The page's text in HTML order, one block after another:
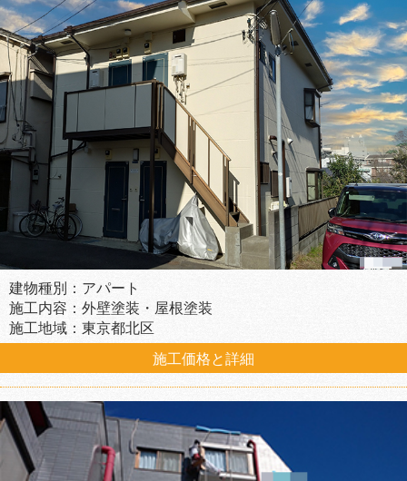
建物種別：アパート
施工内容：外壁塗装・屋根塗装
施工地域：東京都北区
施工価格と詳細